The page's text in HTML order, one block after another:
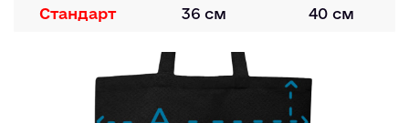
Стандарт 36 см 40 см